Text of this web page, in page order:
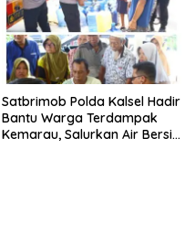
Satbrimob Polda Kalsel Hadir
Bantu Warga Terdampak
Kemarau, Salurkan Air Bersih